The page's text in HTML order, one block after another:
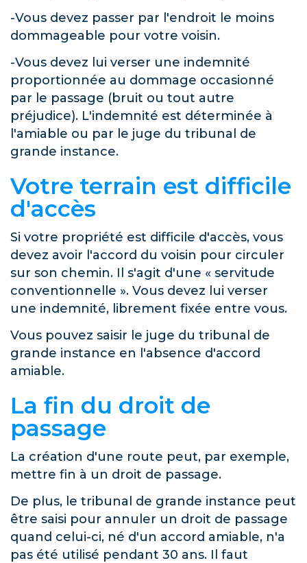
-Vous devez passer par l'endroit le moins
dommageable pour votre voisin.
-Vous devez lui verser une indemnité
proportionnée au dommage occasionné
par le passage (bruit ou tout autre
préjudice). L'indemnité est déterminée à
l'amiable ou par le juge du tribunal de
grande instance.
Votre terrain est difficile
d'accès
Si votre propriété est difficile d'accès, vous
devez avoir l'accord du voisin pour circuler
sur son chemin. Il s'agit d'une « servitude
conventionnelle ». Vous devez lui verser
une indemnité, librement fixée entre vous.
Vous pouvez saisir le juge du tribunal de
grande instance en l'absence d'accord
amiable.
La fin du droit de
passage
La création d'une route peut, par exemple,
mettre fin à un droit de passage.
De plus, le tribunal de grande instance peut
être saisi pour annuler un droit de passage
quand celui-ci, né d'un accord amiable, n'a
pas été utilisé pendant 30 ans. Il faut